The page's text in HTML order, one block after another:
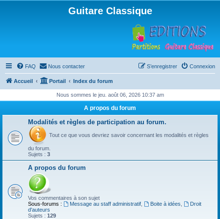
Guitare Classique
FAQ Nous contacter Connexion
S’enregistrer
Accueil Portail Index du forum
Nous sommes le jeu. août 06, 2026 10:37 am
A propos du forum
Modalités et règles de participation au forum.
Tout ce que vous devriez savoir concernant les modalités et règles
du forum.
Sujets : 3
A propos du forum
Vos commentaires à son sujet
Sous-forums :
Message au staff administratif, Boite à idées
Droit
d'auteurs
Sujets : 129